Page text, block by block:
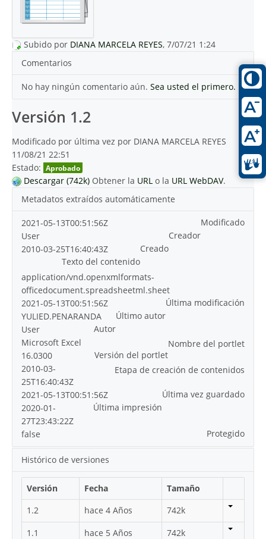
Subido por DIANA MARCELA REYES, 7/07/21 1:24
Comentarios
No hay ningún comentario aún. Sea usted el primero.
Versión 1.2
Modificado por última vez por DIANA MARCELA REYES
11/08/21 22:51
Estado: Aprobado
Descargar (742k) Obtener la URL o la URL WebDAV.
Metadatos extraídos automáticamente
Modificado
2021-05-13T00:51:56Z
Creador
User
Creado
2010-03-25T16:40:43Z
Texto del contenido
application/vnd.openxmlformats-
officedocument.spreadsheetml.sheet
Última modificación
2021-05-13T00:51:56Z
Último autor
YULIED.PENARANDA
Autor
User
Nombre del portlet
Microsoft Excel
Versión del portlet
16.0300
Etapa de creación de contenidos
2010-03-
25T16:40:43Z
Última vez guardado
2021-05-13T00:51:56Z
Última impresión
2020-01-
27T23:43:22Z
Protegido
false
Histórico de versiones
Versión Fecha
Tamaño
1.2
hace 4 Años
742k
1.1
hace 5 Años
742k